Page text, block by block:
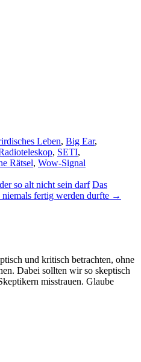
Leben, Big Ear,
, SETI,
Rätsel, Wow-Signal
so alt nicht sein darf Das
niemals fertig werden durfte →
und kritisch betrachten, ohne
Dabei sollten wir so skeptisch
misstrauen. Glaube